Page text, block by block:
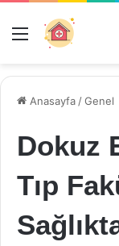
Menü
Anasayfa /Genel
Dokuz
Tıp